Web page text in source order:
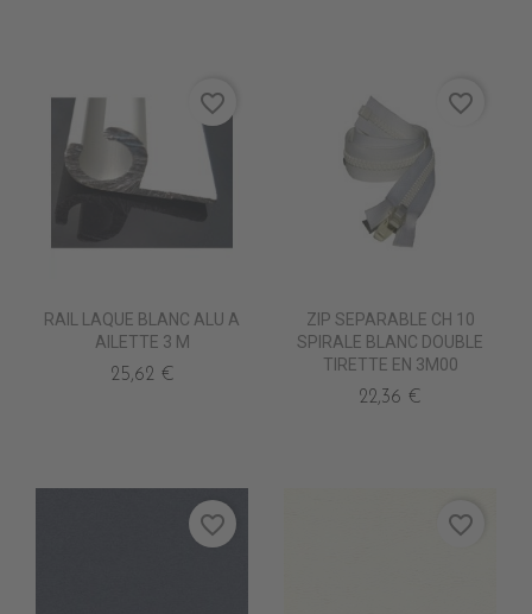
RAIL LAQUE BLANC ALU A
AILETTE 3 M
25,62 €
favorite_border
ZIP SEPARABLE CH 10
SPIRALE BLANC DOUBLE
TIRETTE EN 3M00
22,36 €
favorite_border
favorite_border favorite_border